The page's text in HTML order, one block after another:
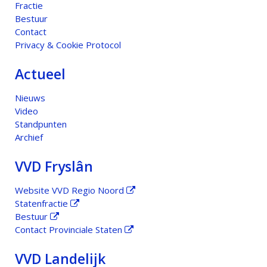
Fractie
Bestuur
Contact
Privacy & Cookie Protocol
Actueel
Nieuws
Video
Standpunten
Archief
VVD Fryslân
Website VVD Regio Noord
Statenfractie
Bestuur
Contact Provinciale Staten
VVD Landelijk